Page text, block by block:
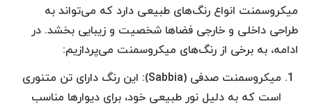
میکروسمنت انواع رنگ‌های طبیعی دارد که می‌تواند به
طراحی داخلی و خارجی فضاها شخصیت و زیبایی بخشد. در
ادامه، به برخی از رنگ‌های میکروسمنت می‌پردازیم:
میکروسمنت صدفی (Sabbia): این رنگ دارای تن متنوری
است که به دلیل نور طبیعی خود، برای دیوارها مناسب